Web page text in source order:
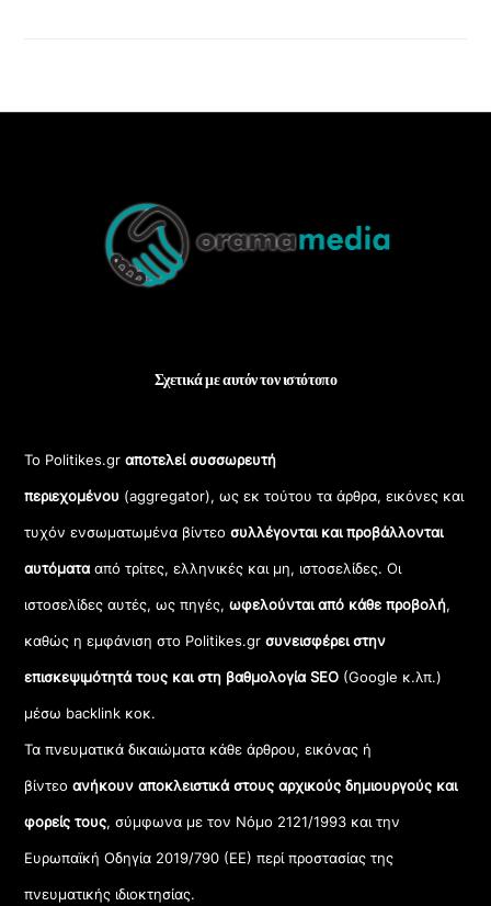
Top
Σχετικά με αυτόν τον ιστότοπο
Το Politikes.grαποτελεί συσσωρευτή
περιεχομένου (aggregator), ως εκ τούτου τα άρθρα, εικόνες και
τυχόν ενσωματωμένα βίντεοσυλλέγονται και προβάλλονται
αυτόματααπό τρίτες, ελληνικές και μη, ιστοσελίδες. Οι
ιστοσελίδες αυτές, ως πηγές,ωφελούνται από κάθε προβολή,
καθώς η εμφάνιση στο Politikes.gr συνεισφέρει στην
επισκεψιμότητά τους και στη βαθμολογία SEO (Google κ.λπ.)
μέσω backlink κοκ.
Τα πνευματικά δικαιώματα κάθε άρθρου, εικόνας ή
βίντεοανήκουν αποκλειστικά στους αρχικούς δημιουργούς και
φορείς τους, σύμφωνα με τον Νόμο 2121/1993 και την
Ευρωπαϊκή Οδηγία 2019/790 (ΕΕ) περί προστασίας της
πνευματικής ιδιοκτησίας.